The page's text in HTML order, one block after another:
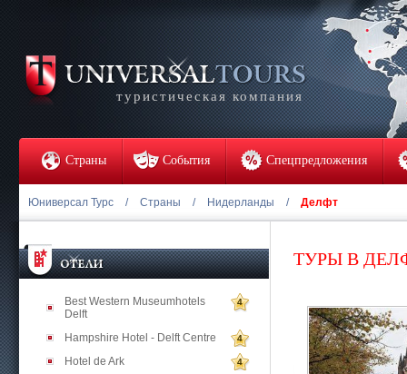
туристическая компания
Страны События Спецпредложения
Юниверсал Турс / Страны / Нидерланды / Делфт
Best Western Museumhotels
Delft
4
Hampshire Hotel - Delft Centre 4
Hotel de Ark 4
ТУРЫ В